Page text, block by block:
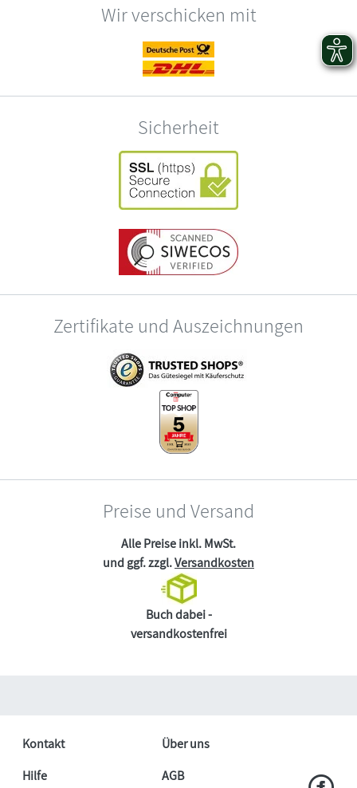
Wir verschicken mit
Sicherheit
Zertifikate und Auszeichnungen
Preise und Versand
Alle Preise inkl. MwSt.
und ggf. zzgl.Versandkosten
Buch dabei -
versandkostenfrei
Kontakt
Über uns
Hilfe
AGB